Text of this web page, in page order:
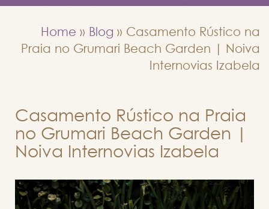
Home » Blog » Casamento Rústico na
Praia no Grumari Beach Garden | Noiva
Internovias Izabela
Casamento Rústico na Praia
no Grumari Beach Garden |
Noiva Internovias Izabela